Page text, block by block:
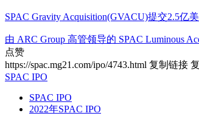
SPAC Gravity Acquisition(GVACU)提交2.5
由 ARC Group 高管领导的 SPAC Luminous
点赞
https://spac.mg21.com/ipo/4743.html 复制链接
SPAC IPO
SPAC IPO
2022年SPAC IPO